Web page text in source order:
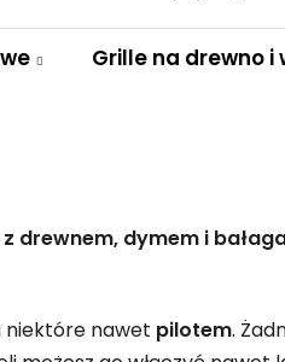
Grille na drewno i
drewnem, dymem i
niektóre nawet pilotem.